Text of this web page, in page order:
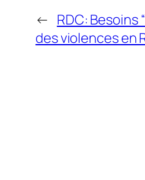
← RDC: Besoins
des violences en